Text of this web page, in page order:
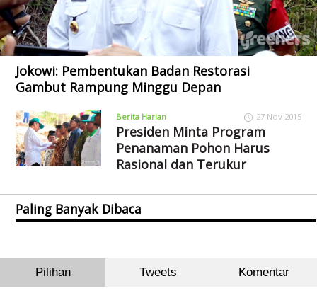
Jokowi: Pembentukan Badan Restorasi
Gambut Rampung Minggu Depan
Berita Harian 27 Nov 2015
Presiden Minta Program
Penanaman Pohon Harus
Rasional dan Terukur
Paling Banyak Dibaca
Pilihan Tweets Komentar